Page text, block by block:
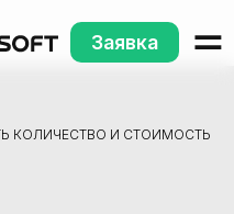
Заявка
КОЛИЧЕСТВО И СТОИМОСТЬ